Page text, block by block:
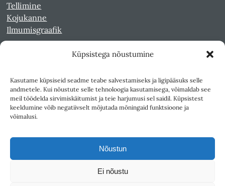
Küpsistega nõustumine
Kasutame küpsiseid seadme teabe salvestamiseks ja ligipääsuks selle
andmetele. Kui nõustute selle tehnoloogia kasutamisega, võimaldab see
meil töödelda sirvimiskäitumist ja teie harjumusi sel saidil. Küpsistest
keeldumine võib negatiivselt mõjutada mõningaid funktsioone ja
võimalusi.
Nõustun
Ei nõustu
Tellimine
Kojukanne
Ilmumisgraafik
Kultuurileht 1994-1997
Reede 1989-1990
Sirp ja Vasar 1940-1989
Teksti- ja andmekaeve